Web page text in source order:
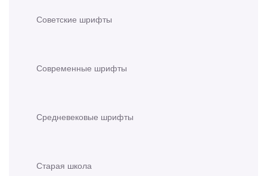
Советские шрифты
Современные шрифты
Средневековые шрифты
Старая школа